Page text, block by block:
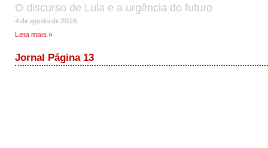
O discurso de Lula e a urgência do futuro
4 de agosto de 2026
Leia mais »
Jornal Página 13